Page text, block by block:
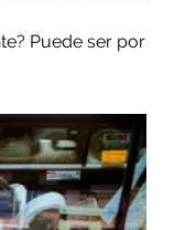
Puede ser por